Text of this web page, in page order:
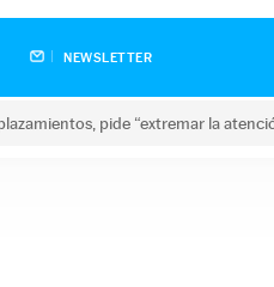
NEWSLETTER
pide “extremar la